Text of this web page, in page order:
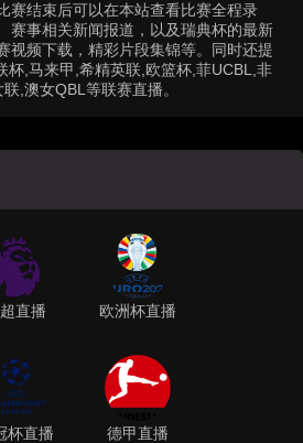
赛结束后可以在本站查看比赛全程录
赛事相关新闻报道，以及瑞典杯的最新
视频下载，精彩片段集锦等。同时还提
杯,马来甲,希精英联,欧篮杯,菲UCBL,非
,澳女QBL等联赛直播。
直播 欧洲杯直播
杯直播 德甲直播